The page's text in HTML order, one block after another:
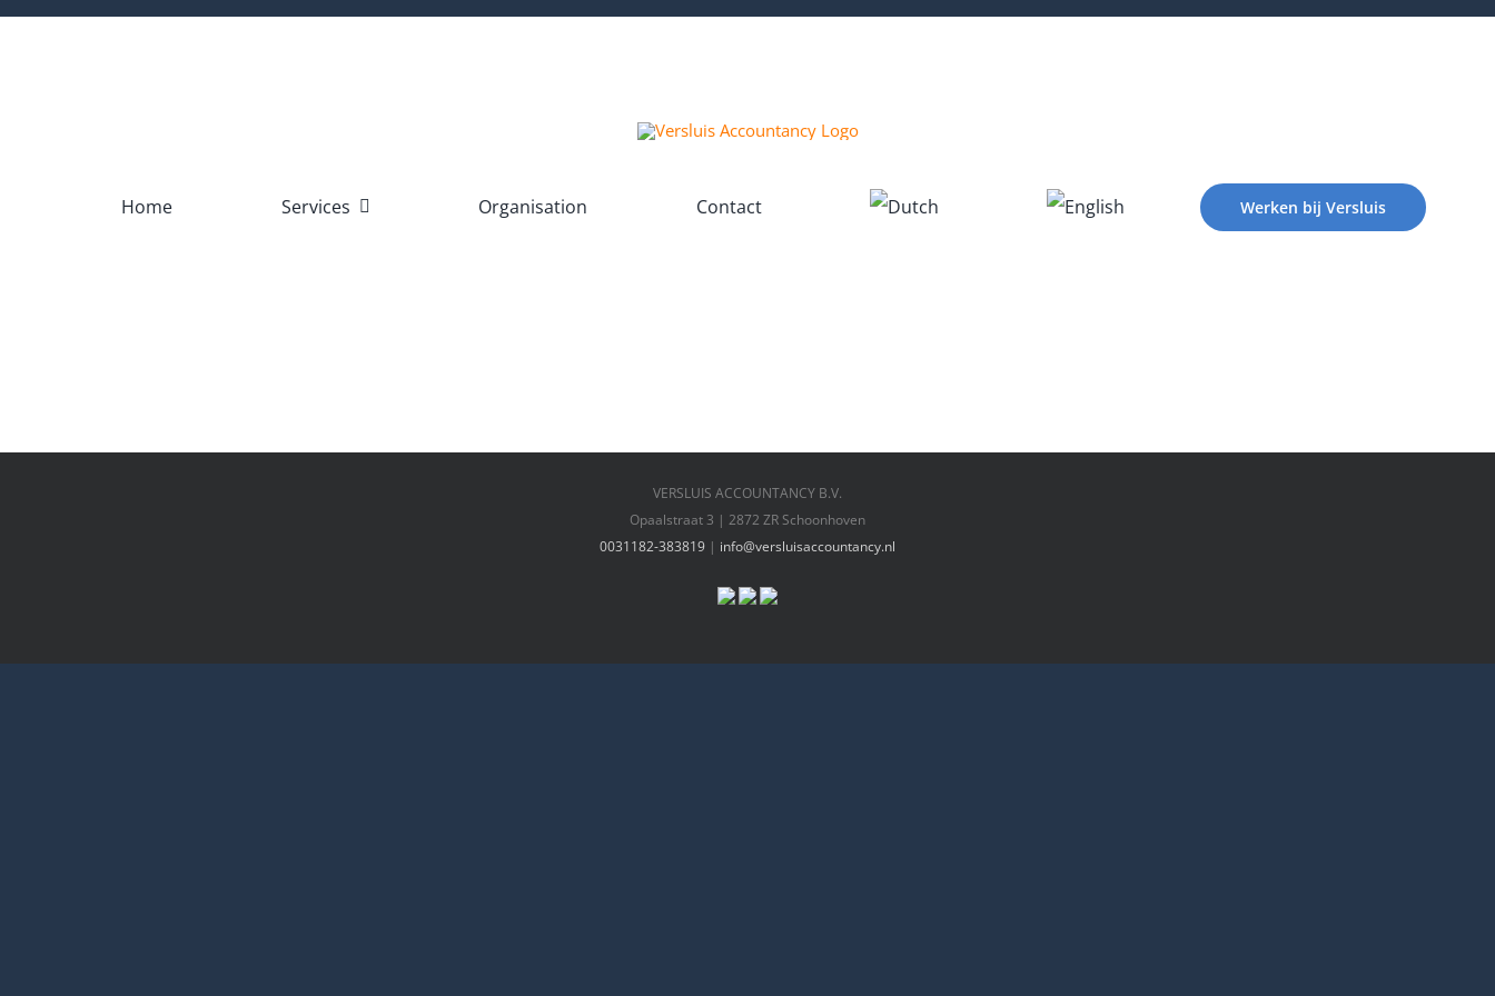
Skip
Home Services Organisation Contact Werken bij Versluis
VERSLUIS ACCOUNTANCY B.V.
Opaalstraat 3 | 2872 ZR Schoonhoven
0031182-383819 | info@versluisaccountancy.nl